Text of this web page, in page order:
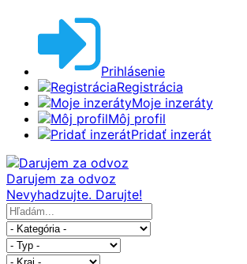
Prihlásenie
Registrácia
Moje inzeráty
Môj profil
Pridať inzerát
Darujem za odvoz
Nevyhadzujte. Darujte!